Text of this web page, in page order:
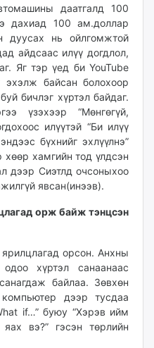
даатгалд 100
дахиад 100 ам.доллар
дуусах нь ойлгомжтой
айдсаас илүү догдлол,
Яг тэр үед би YouTube
эхэлж байсан болохоор
бичлэг хүртэл байдаг.
үзэхээр “Мөнгөгүй,
илүүтэй “Би илүү
бүхнийг эхлүүлнэ”
хөөр хамгийн тод үлдсэн
дээр Сиэтлд очсоныхоо
явсан(инээв).
орж байж тэнцсэн
орсон. Анхны
хүртэл санаанаас
байлаа. Зөвхөн
дээр тусдаа
if…” буюу “Хэрэв ийм
вэ?” гэсэн төрлийн